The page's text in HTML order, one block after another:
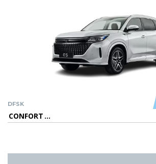
DFSK
CONFORT ...